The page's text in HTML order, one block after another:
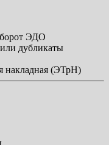
ЭДО
дубликаты
накладная (ЭТрН)